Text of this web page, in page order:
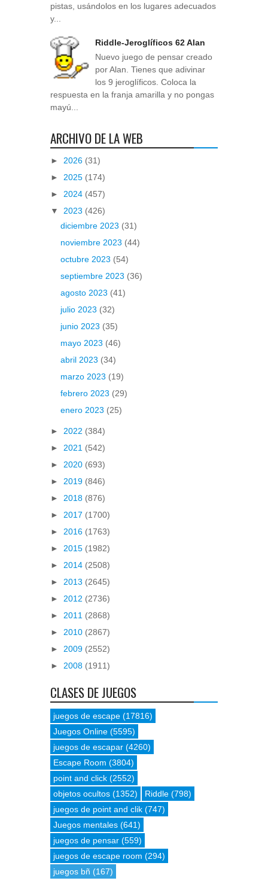
pistas, usándolos en los lugares adecuados
y...
Riddle-Jeroglíficos 62 Alan
Nuevo juego de pensar creado
por Alan. Tienes que adivinar
los 9 jeroglíficos. Coloca la
respuesta en la franja amarilla y no pongas
mayú...
ARCHIVO DE LA WEB
► 2026 (31)
► 2025 (174)
► 2024 (457)
▼ 2023 (426)
diciembre 2023 (31)
noviembre 2023 (44)
octubre 2023 (54)
septiembre 2023 (36)
agosto 2023 (41)
julio 2023 (32)
junio 2023 (35)
mayo 2023 (46)
abril 2023 (34)
marzo 2023 (19)
febrero 2023 (29)
enero 2023 (25)
► 2022 (384)
► 2021 (542)
► 2020 (693)
► 2019 (846)
► 2018 (876)
► 2017 (1700)
► 2016 (1763)
► 2015 (1982)
► 2014 (2508)
► 2013 (2645)
► 2012 (2736)
► 2011 (2868)
► 2010 (2867)
► 2009 (2552)
► 2008 (1911)
CLASES DE JUEGOS
juegos de escape (17816)
Juegos Online (5595)
juegos de escapar (4260)
Escape Room (3804)
point and click (2552)
objetos ocultos (1352) Riddle (798)
juegos de point and clik (747)
Juegos mentales (641)
juegos de pensar (559)
juegos de escape room (294)
juegos bñ (167)